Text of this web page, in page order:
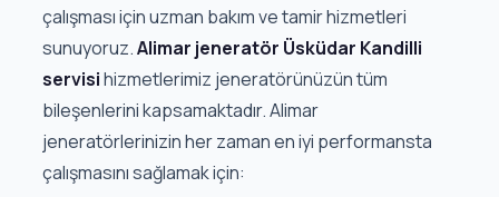
çalışması için uzman bakım ve tamir hizmetleri
sunuyoruz.Alimar jeneratör Üsküdar Kandilli
servisihizmetlerimiz jeneratörünüzün tüm
bileşenlerini kapsamaktadır. Alimar
jeneratörlerinizin her zaman en iyi performansta
çalışmasını sağlamak için: